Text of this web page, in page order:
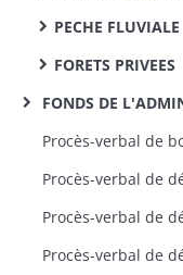
PECHE FLUVIALE
FORETS PRIVEES
FONDS DE